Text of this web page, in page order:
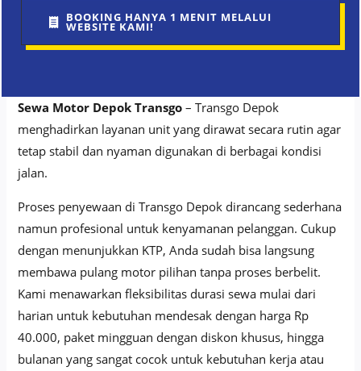
BOOKING HANYA 1 MENIT MELALUI
WEBSITE KAMI!
Sewa Motor Depok Transgo – Transgo Depok
menghadirkan layanan unit yang dirawat secara rutin agar
tetap stabil dan nyaman digunakan di berbagai kondisi
jalan.
Proses penyewaan di Transgo Depok dirancang sederhana
namun profesional untuk kenyamanan pelanggan. Cukup
dengan menunjukkan KTP, Anda sudah bisa langsung
membawa pulang motor pilihan tanpa proses berbelit.
Kami menawarkan fleksibilitas durasi sewa mulai dari
harian untuk kebutuhan mendesak dengan harga Rp
40.000, paket mingguan dengan diskon khusus, hingga
bulanan yang sangat cocok untuk kebutuhan kerja atau